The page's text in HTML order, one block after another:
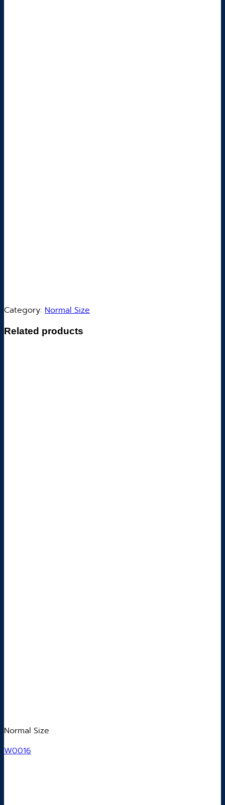
Category: Normal Size
Related products
Normal Size
W0016